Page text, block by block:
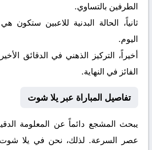
الطرفين بالتساوي.
ثانياً، الحالة البدنية للاعبين ستكون
اليوم.
أخيراً، التركيز الذهني في الدقائق
الفائز في النهاية.
تفاصيل المباراة عبر يلا شوت
يبحث المشجع دائماً عن المعلومة
عصر السرعة. لذلك، نحن في يلا